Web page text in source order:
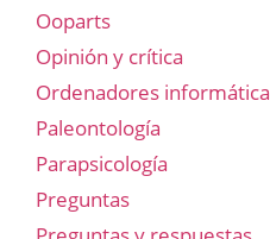
Ooparts
Opinión y crítica
Ordenadores informática
Paleontología
Parapsicología
Preguntas